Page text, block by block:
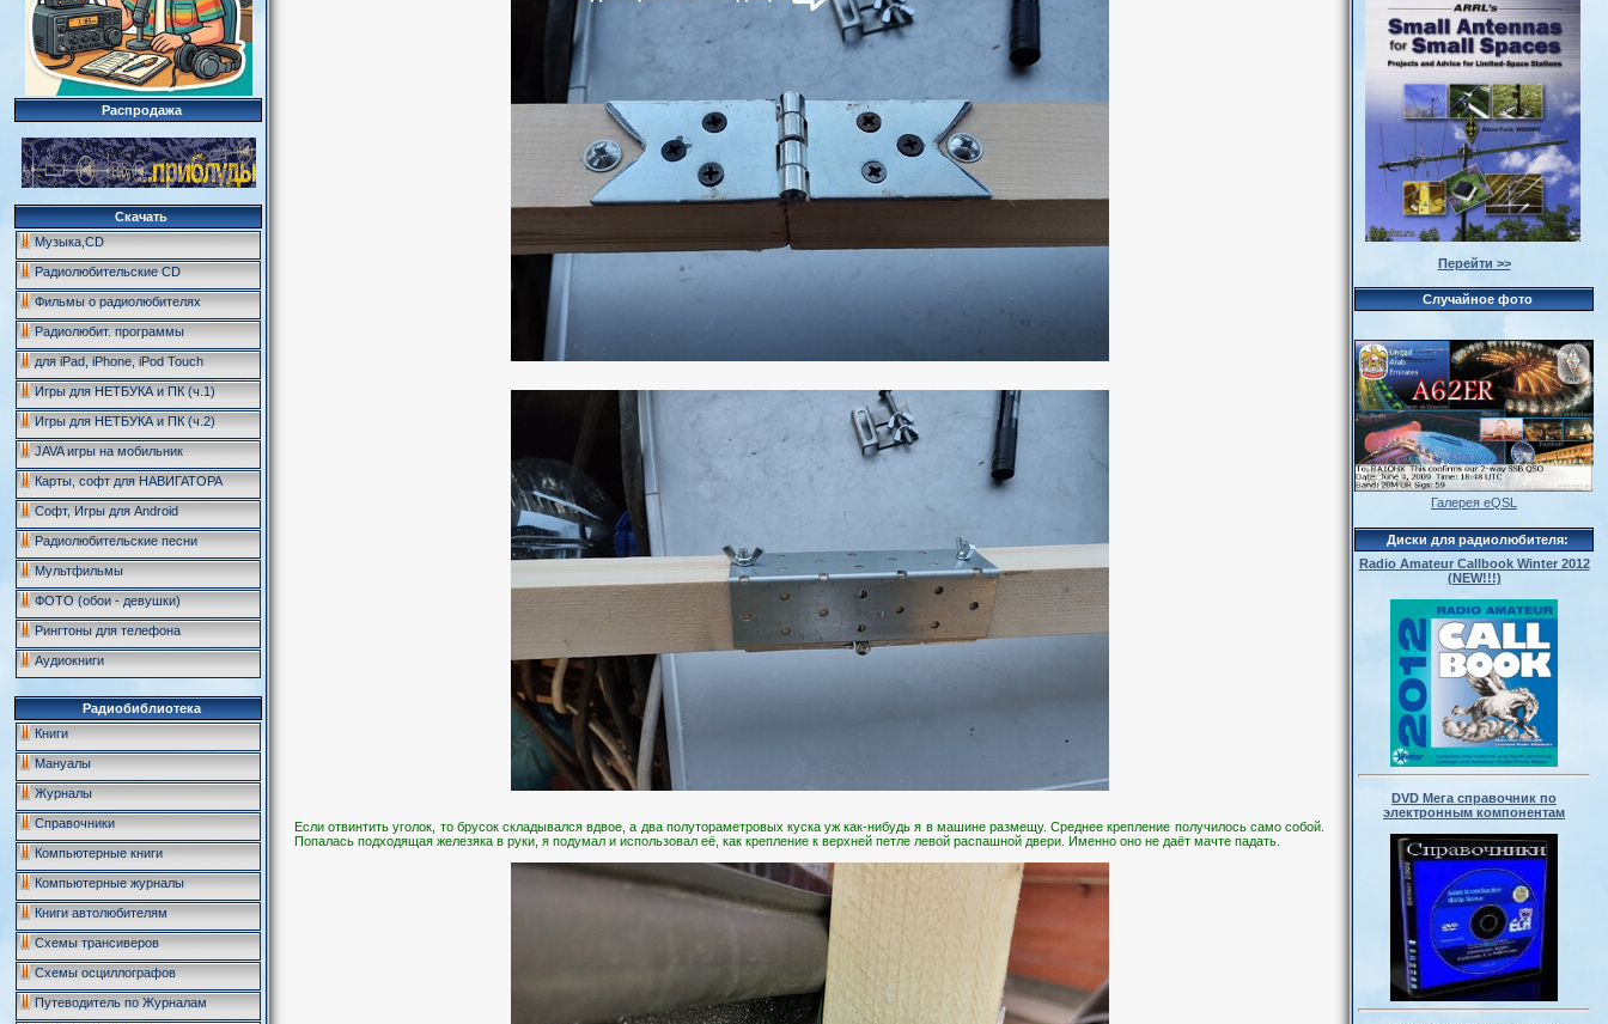
Распродажа
Скачать
Музыка,CD
Радиолюбительские CD
Фильмы о радиолюбителях
Радиолюбит. программы
для iPad, iPhone, iPod Touch
Игры для НЕТБУКА и ПК (ч.1)
Игры для НЕТБУКА и ПК (ч.2)
JAVA игры на мобильник
Карты, софт для НАВИГАТОРА
Софт, Игры для Android
Радиолюбительские песни
Мультфильмы
ФОТО (обои - девушки)
Рингтоны для телефона
Аудиокниги
Радиобиблиотека
Книги
Мануалы
Журналы
Справочники
Компьютерные книги
Компьютерные журналы
Книги автолюбителям
Схемы трансиверов
Схемы осциллографов
Путеводитель по Журналам
Если отвинтить уголок, то брусок складывался вдвое, а два полутораметровых куска уж как-нибудь я в машине размещу. Среднее крепление получилось само собой.
Попалась подходящая железяка в руки, я подумал и использовал её, как крепление к верхней петле левой распашной двери. Именно оно не даёт мачте падать.
Перейти >>
Случайное фото
Галерея eQSL
Диски для радиолюбителя:
Radio Amateur Callbook Winter 2012
(NEW!!!)
DVD Мега справочник по
электронным компонентам